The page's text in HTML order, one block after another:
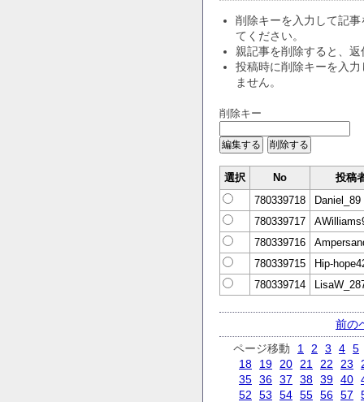
削除キーを入力して記事
てください。
親記事を削除すると、
投稿時に削除キーを入
ません。
削除キー
選択 No
投稿
780339718
Daniel_89
780339717
780339716
780339715
Hip-
780339714
前の
ページ移動
1 2 3 4 5
18
19 20 21 22 23
35 36 37 38 39 40
52
53 54 55 56 57